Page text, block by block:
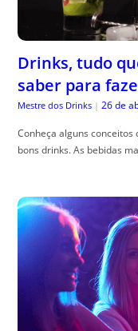
Drinks, tudo
saber para
Mestre dos Drinks | 26 de
Conheça alguns
bons drinks. As bebidas